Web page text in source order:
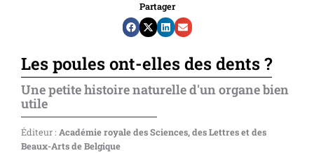
Partager
Les poules ont-elles des dents ?
Une petite histoire naturelle d'un organe bien
utile
Éditeur : Académie royale des Sciences, des Lettres et des
Beaux-Arts de Belgique